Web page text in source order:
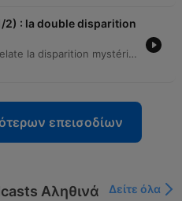
2) : la double disparition
Ce podcast Enquête criminelle relate la disparition mystérieuse de Leslie Hurlbeck et Kevin en novembre 2022. L'enquête explore les premiers doutes des proches, l'implication suspecte de leur ami Tom dans un contexte de jalousie amoureuse, ainsi que la découverte d'effets personnels et d'indices troublants à Puy-Raveau.
επεισοδίων
Αληθινά Δείτε όλα